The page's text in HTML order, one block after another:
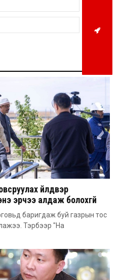
үйлдвэр
эрчээ алдаж болохгүй
баригдаж буй газрын тос
Тэрбээр "На